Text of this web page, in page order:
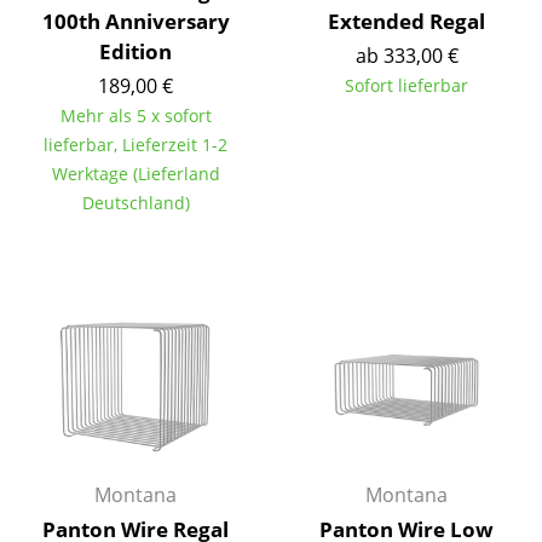
Tische
Esstische
Beistelltische
Couchtische
Konferenztische
Stehtische & Stehpulte
Kindertische
Servierwagen
100th Anniversary
Edition
189,00 €
Mehr als 5 x sofort
lieferbar, Lieferzeit 1-2
Werktage (Lieferland
Deutschland)
Extended Regal
ab 333,00 €
Sofort lieferbar
Montana
Panton Wire Regal
Montana
Panton Wire Low